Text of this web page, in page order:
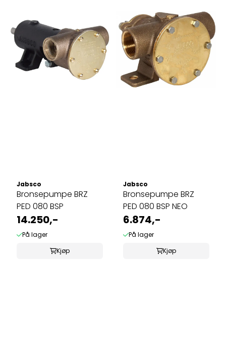
Jabsco
Bronsepumpe BRZ
PED 080 BSP
14.250,-
På lager
Kjøp
Jabsco
Bronsepumpe BRZ
PED 080 BSP NEO
6.874,-
På lager
Kjøp